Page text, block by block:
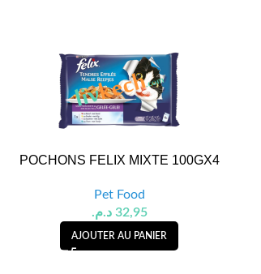
POCHONS FELIX MIXTE 100GX4
Pet Food
32,95 د.م.
AJOUTER AU PANIER